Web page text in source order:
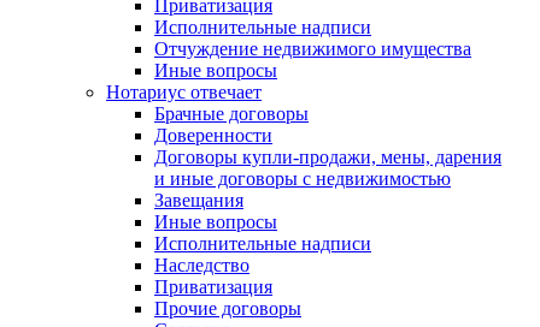
Приватизация
Исполнительные надписи
Отчуждение недвижимого имущества
Иные вопросы
Нотариус отвечает
Брачные договоры
Доверенности
Договоры купли-продажи, мены, дарения
и иные договоры с недвижимостью
Завещания
Иные вопросы
Исполнительные надписи
Наследство
Приватизация
Прочие договоры